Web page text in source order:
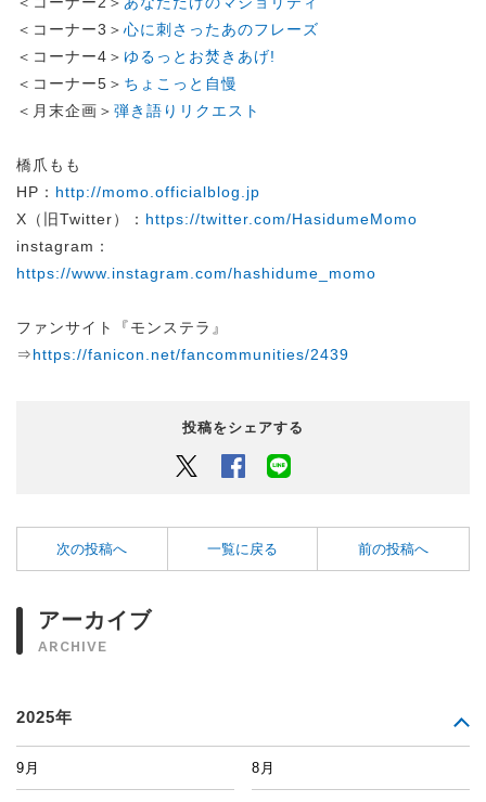
＜コーナー3＞ 心に刺さったあのフレーズ
＜コーナー4＞ ゆるっとお焚きあげ!
＜コーナー5＞ ちょこっと自慢
＜月末企画＞ 弾き語りリクエスト
橋爪もも
HP： http://momo.officialblog.jp
X（旧Twitter）： https://twitter.com/HasidumeMomo
instagram：
https://www.instagram.com/hashidume_momo
ファンサイト『モンステラ』
⇒https://fanicon.net/fancommunities/2439
投稿をシェアする
Twitter Facebook
次の投稿へ 一覧に戻る 前の投稿へ
アーカイブ
ARCHIVE
2025年
9月 8月